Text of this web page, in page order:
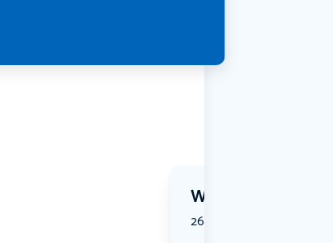
Wanneer?
26 September 2026 |